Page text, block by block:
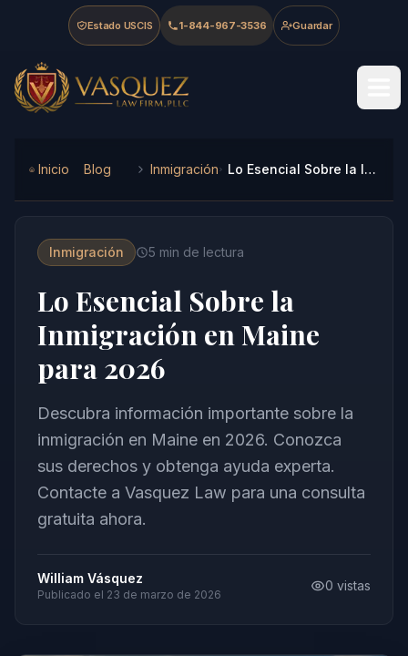
Skip to main content
Skip to navigation
Skip to footer
Estado USCIS 1-844-967-3536 Guardar
Vasquez Law Firm - Home
Inicio Blog Inmigración Lo Esencial Sobre la Inmigración en Maine para 2026
Inmigración 5 min de lectura
Lo Esencial Sobre la
Inmigración en Maine
para 2026
Descubra información importante sobre la
inmigración en Maine en 2026. Conozca
sus derechos y obtenga ayuda experta.
Contacte a Vasquez Law para una consulta
gratuita ahora.
William Vásquez
Publicado el 23 de marzo de 2026
0 vistas